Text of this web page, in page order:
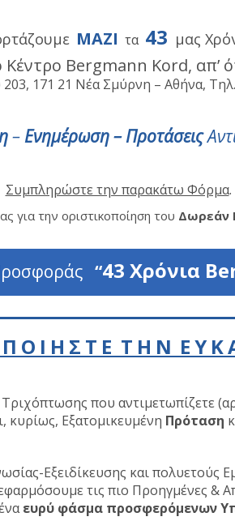
ΜΑΖΙ τα 43 μας
Κέντρο Bergmann Kord, απ’
171 21 Νέα Σμύρνη – Αθήνα, Τηλ.
–Ενημέρωση –Προτάσεις
Συμπληρώστε την παρακάτω Φόρμα.
για την οριστικοποίηση του Δωρεάν
“43 Χρόνια
Ο Ι Η Σ Τ Ε Τ Η Ν Ε Υ Κ
που αντιμετωπίζετε
κυρίως, Εξατομικευμένη Πρόταση
Εξειδίκευσης και πολυετούς
τις πιο Προηγμένες &
ευρύ φάσμα προσφερόμενων